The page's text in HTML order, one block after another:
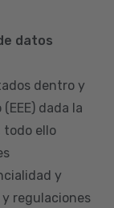
datos
dentro y
dada la
todo ello
y
regulaciones